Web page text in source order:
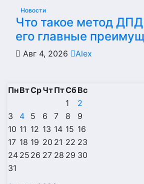
Новости
Что такое метод
его главные
Авг 4, 2026 Alex
ПнВтСрЧтПтСбВс
1
2
3
4 5 6 7 8
9
10 11 12 13 14 15 16
17 18 19 20 21 22 23
24 25 26 27 28 29 30
31